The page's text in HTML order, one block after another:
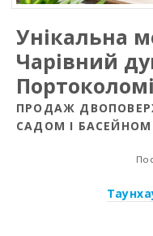
Унікальна
Чарівний
ПРОДАЖ
САДОМ І